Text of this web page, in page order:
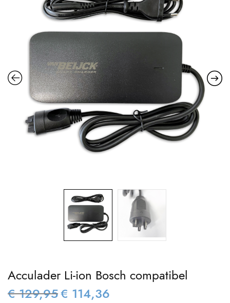
Acculader Li-ion Bosch compatibel
€129,95 Oorspronkelijke
€ 114,36